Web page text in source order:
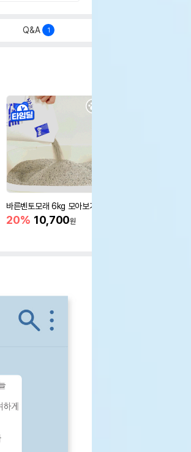
Q&A 1
바른벤토모래 6kg 모아보기
20% 10,700원